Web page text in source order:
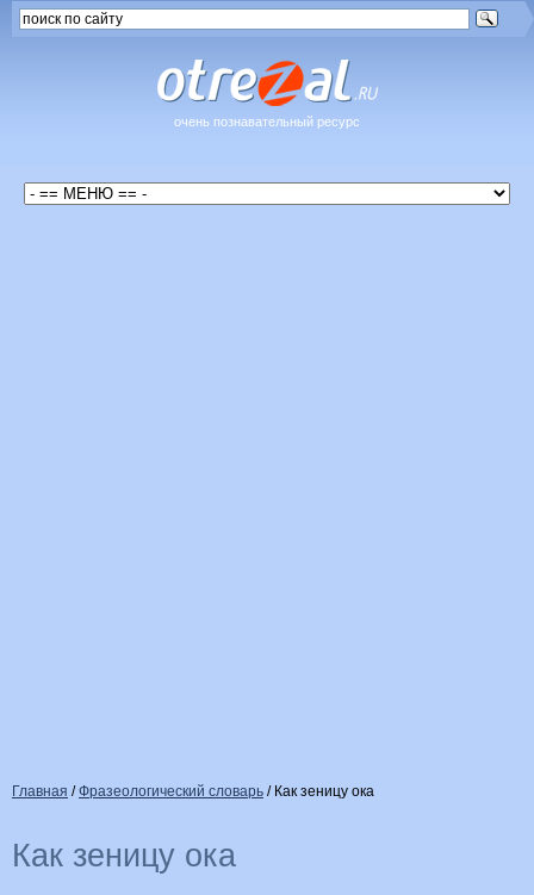
очень познавательный ресурс
Главная /Фразеологический словарь / Как зеницу ока
Как зеницу ока